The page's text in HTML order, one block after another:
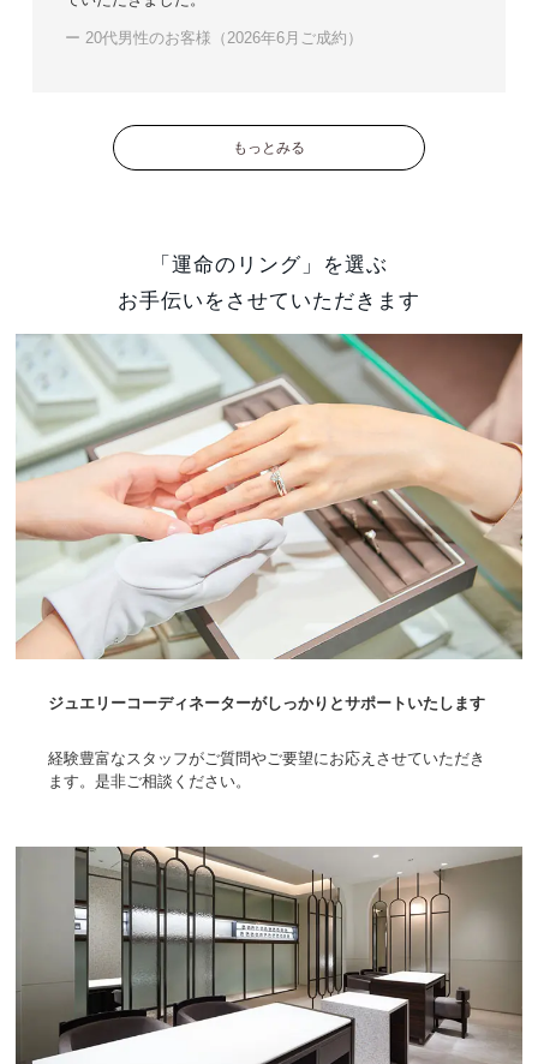
ー 20代男性のお客様（2026年6月ご成約）
もっとみる
「運命のリング」を選ぶ
お手伝いをさせていただきます
ジュエリーコーディネーターがしっかりとサポートいたします
経験豊富なスタッフがご質問やご要望にお応えさせていただき
ます。是非ご相談ください。